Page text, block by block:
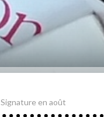
Signature en août